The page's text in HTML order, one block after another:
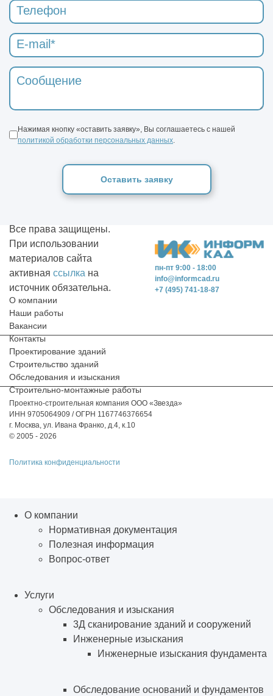
Нажимая кнопку «оставить заявку», Вы соглашаетесь с нашей
политикой обработки персональных данных
Оставить заявку
пн-пт 9:00 - 18:00
+7 (495) 741-18-87
info@informcad.ru
О компании
Наши работы
Вакансии
Контакты
Проектирование зданий
Строительство зданий
Обследования и изыскания
Строительно-монтажные работы
Проектно-строительная компания ООО «Звезда»
ИНН 9705064909 / ОГРН 1167746376654
г. Москва, ул. Ивана Франко, д.4, к.10
© 2005 - 2026
Политика конфиденциальности
Все права защищены.
При использовании
материалов сайта
активная ссылка на
источник обязательна.
О компании
Нормативная документация
Полезная информация
Вопрос-ответ
Услуги
Обследования и изыскания
3Д сканирование зданий и сооружений
Инженерные изыскания
Инженерные изыскания фундамента
Обследование оснований и фундаментов